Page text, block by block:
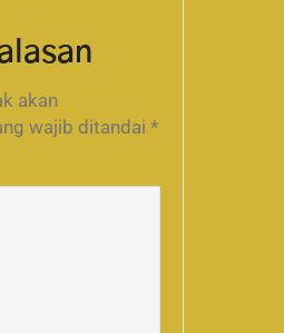
akan
wajib ditandai *